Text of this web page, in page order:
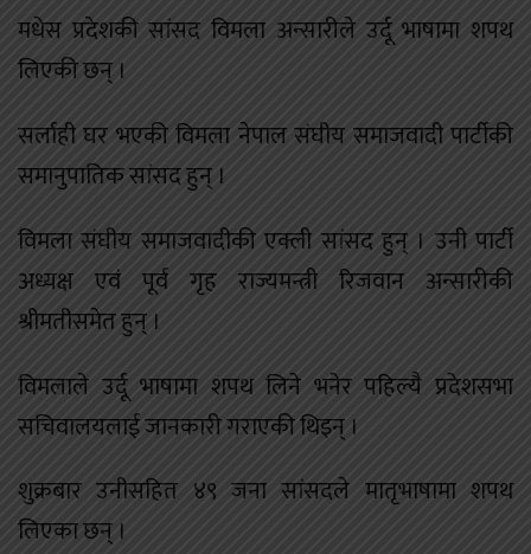
मधेस प्रदेशकी सांसद विमला अन्सारीले उर्दू भाषामा शपथ
लिएकी छन् ।
सर्लाही घर भएकी विमला नेपाल संघीय समाजवादी पार्टीकी
समानुपातिक सांसद हुन् ।
विमला संघीय समाजवादीकी एक्ली सांसद हुन् । उनी पार्टी
अध्यक्ष एवं पूर्व गृह राज्यमन्त्री रिजवान अन्सारीकी
श्रीमतीसमेत हुन् ।
विमलाले उर्दू भाषामा शपथ लिने भनेर पहिल्यै प्रदेशसभा
सचिवालयलाई जानकारी गराएकी थिइन् ।
शुक्रबार उनीसहित ४९ जना सांसदले मातृभाषामा शपथ
लिएका छन् ।